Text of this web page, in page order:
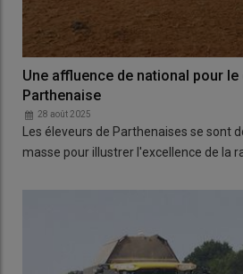
Une affluence de national pour
Parthenaise
28 août 2025
Les éleveurs de Parthenaises se sont
masse pour illustrer l'excellence de la